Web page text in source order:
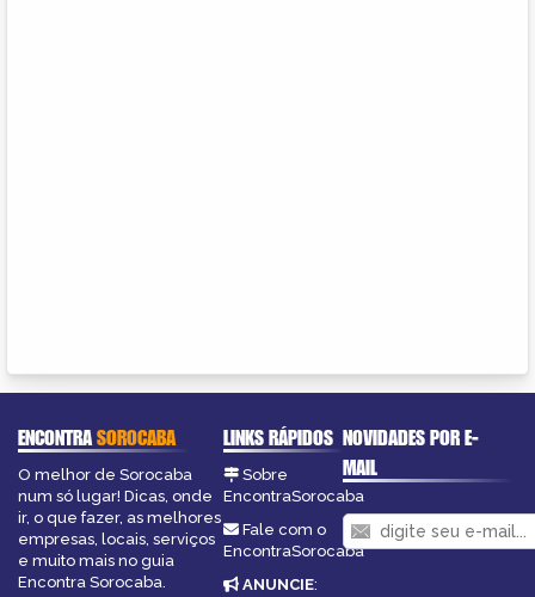
ENCONTRASOROCABA
O melhor de Sorocaba
num só lugar! Dicas, onde
ir, o que fazer, as melhores
empresas, locais, serviços
e muito mais no guia
Encontra Sorocaba.
LINKS RÁPIDOS
Sobre
EncontraSorocaba
Fale com o
EncontraSorocaba
ANUNCIE:
NOVIDADES POR E-
MAIL